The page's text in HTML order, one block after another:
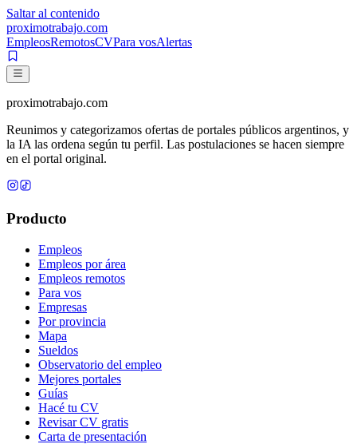
Saltar al contenido
proximotrabajo.com
EmpleosRemotosCVPara vosAlertas
proximotrabajo.com
Reunimos y categorizamos ofertas de portales públicos argentinos, y
la IA las ordena según tu perfil. Las postulaciones se hacen siempre
en el portal original.
Producto
Empleos
Empleos por área
Empleos remotos
Para vos
Empresas
Por provincia
Mapa
Sueldos
Observatorio del empleo
Mejores portales
Guías
Hacé tu CV
Revisar CV gratis
Carta de presentación